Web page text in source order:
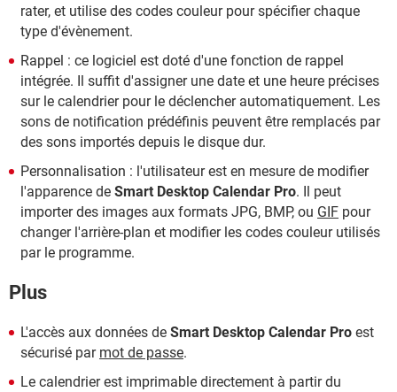
rater, et utilise des codes couleur pour spécifier chaque
type d'évènement.
Rappel : ce logiciel est doté d'une fonction de rappel
intégrée. Il suffit d'assigner une date et une heure précises
sur le calendrier pour le déclencher automatiquement. Les
sons de notification prédéfinis peuvent être remplacés par
des sons importés depuis le disque dur.
Personnalisation : l'utilisateur est en mesure de modifier
l'apparence de Smart Desktop Calendar Pro. Il peut
importer des images aux formats JPG, BMP, ou GIF pour
changer l'arrière-plan et modifier les codes couleur utilisés
par le programme.
Plus
L'accès aux données de Smart Desktop Calendar Pro est
sécurisé par mot de passe.
Le calendrier est imprimable directement à partir du